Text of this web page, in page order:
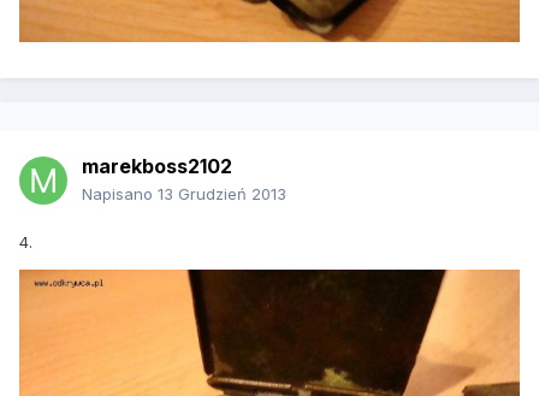
marekboss2102
Napisano 13 Grudzień 2013
4.